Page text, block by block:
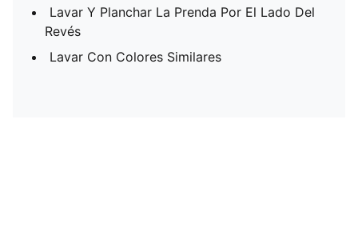
Lavar Y Planchar La Prenda Por El Lado Del
Revés
Lavar Con Colores Similares